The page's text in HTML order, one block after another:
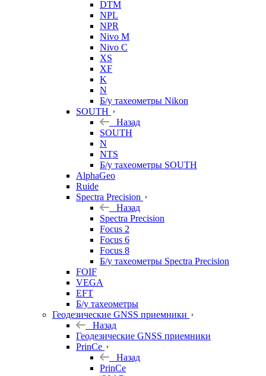
DTM
NPL
NPR
Nivo M
Nivo C
XS
XF
K
N
Б/у тахеометры Nikon
SOUTH
Назад
SOUTH
N
NTS
Б/у тахеометры SOUTH
AlphaGeo
Ruide
Spectra Precision
Назад
Spectra Precision
Focus 2
Focus 6
Focus 8
Б/у тахеометры Spectra Precision
FOIF
VEGA
EFT
Б/у тахеометры
Геодезические GNSS приемники
Назад
Геодезические GNSS приемники
PrinCe
Назад
PrinCe